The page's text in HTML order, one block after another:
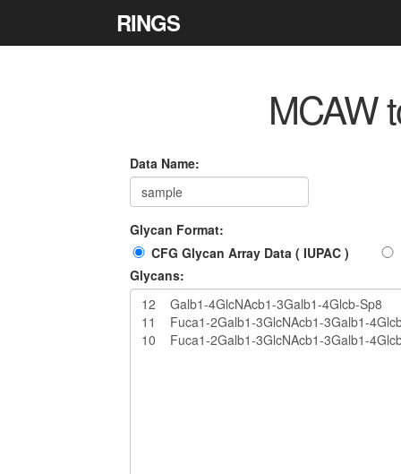
RINGS
MCAW
Data Name:
Glycan Format:
CFG Glycan Array Data ( IUPAC )
Glycans: